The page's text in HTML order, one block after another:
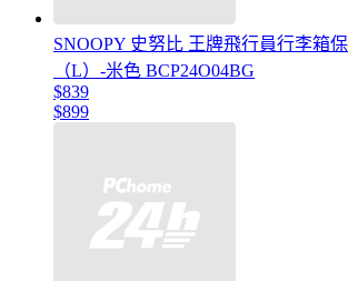
SNOOPY 史努比 王牌飛行員行李箱
（L）-米色 BCP24O04BG
$839
$899